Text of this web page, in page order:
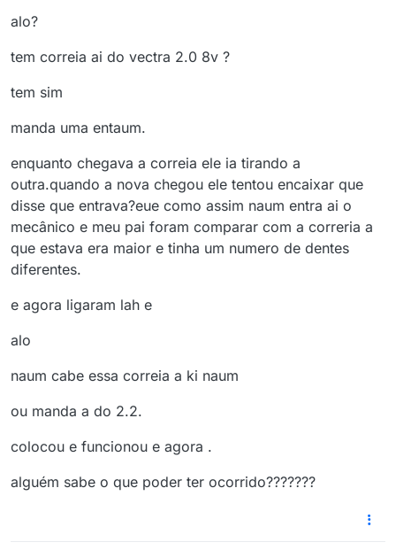
alo?
tem correia ai do vectra 2.0 8v ?
tem sim
manda uma entaum.
enquanto chegava a correia ele ia tirando a
outra.quando a nova chegou ele tentou encaixar que
disse que entrava?eue como assim naum entra ai o
mecânico e meu pai foram comparar com a correria a
que estava era maior e tinha um numero de dentes
diferentes.
e agora ligaram lah e
alo
naum cabe essa correia a ki naum
ou manda a do 2.2.
colocou e funcionou e agora .
alguém sabe o que poder ter ocorrido???????